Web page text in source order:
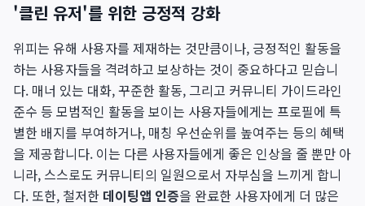
'클린 유저'를 위한 긍정적 강화
위피는 유해 사용자를 제재하는 것만큼이나, 긍정적인 활동을
하는 사용자들을 격려하고 보상하는 것이 중요하다고 믿습니
다. 매너 있는 대화, 꾸준한 활동, 그리고 커뮤니티 가이드라인
준수 등 모범적인 활동을 보이는 사용자들에게는 프로필에 특
별한 배지를 부여하거나, 매칭 우선순위를 높여주는 등의 혜택
을 제공합니다. 이는 다른 사용자들에게 좋은 인상을 줄 뿐만 아
니라, 스스로도 커뮤니티의 일원으로서 자부심을 느끼게 합니
다. 또한, 철저한 데이팅앱 인증을 완료한 사용자에게 더 많은